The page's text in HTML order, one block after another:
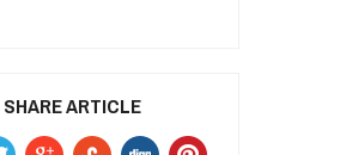
SHARE ARTICLE